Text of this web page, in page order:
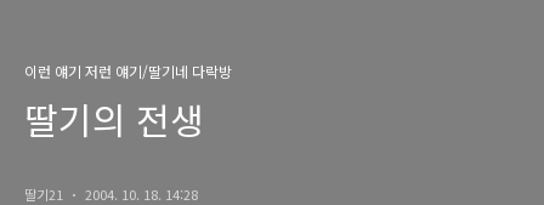
이런 얘기 저런 얘기/딸기네 다락방
딸기의 전생
딸기21 2004. 10. 18. 14:28